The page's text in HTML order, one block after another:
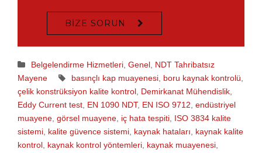
BIZE SORUN
Belgelendirme Hizmetleri, Genel, NDT Tahribatsız
Mayene
basınçlı kap muayenesi, boru kaynak kontrolü,
çelik konstrüksiyon kalite kontrol, Demirkanat Mühendislik,
Eddy Current test, EN 1090 NDT, EN ISO 9712, endüstriyel
muayene, görsel muayene, iç hata tespiti, ISO 3834 kalite
sistemi, kalite güvence sistemi, kaynak hataları, kaynak kalite
kontrol, kaynak kontrol yöntemleri, kaynak muayenesi,